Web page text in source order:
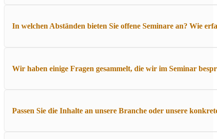
Im Seminarpreis enthalten sind die Teilnahme am kompletten
In welchen Abständen bieten Sie offene Seminare an? Wie
Offene Seminare finden regelmäßig mehrmals im Jahr statt. Die
Wir haben einige Fragen gesammelt, die wir im Seminar
Unbedingt. Ihre Themen sind der beste Ausgangspunkt für
Passen Sie die Inhalte an unsere Branche oder unsere